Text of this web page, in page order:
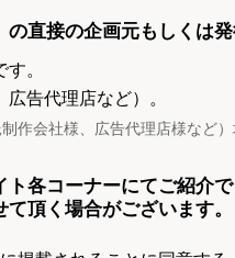
直接の企画元もしくは
。
告代理店など）。
会社様、広告代理店様など）
各コーナーにてご紹介
頂く場合がございます。